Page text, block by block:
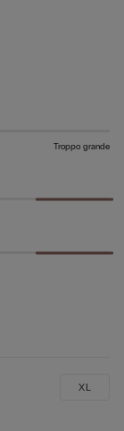
Troppo grande
XL